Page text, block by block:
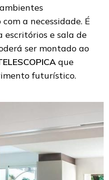
a necessidade. É
escritórios e sala de
ser montado ao
que
futurístico.